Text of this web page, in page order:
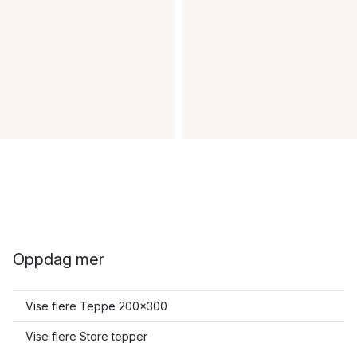
Oppdag mer
Vise flere Teppe 200x300
Vise flere Store tepper